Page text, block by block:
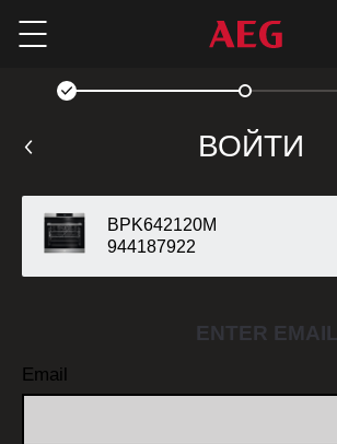
Menu
ВОЙТИ
BPK642120M
944187922
ENTER EMAIL
Email